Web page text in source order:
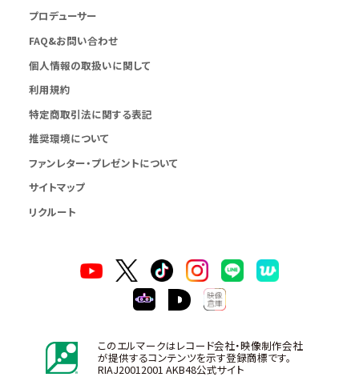
プロデューサー
FAQ&お問い合わせ
個人情報の取扱いに関して
利用規約
特定商取引法に関する表記
推奨環境について
ファンレター・プレゼントについて
サイトマップ
リクルート
このエルマークはレコード会社・映像制作会社
が提供するコンテンツを示す登録商標です。
RIAJ20012001 AKB48公式サイト